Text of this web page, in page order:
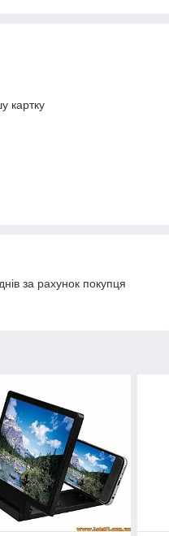
картку
за рахунок покупця